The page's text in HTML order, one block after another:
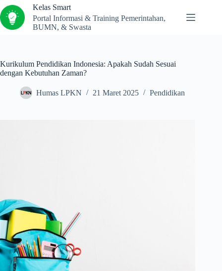
Kelas Smart
Portal Informasi & Training Pemerintahan,
BUMN, & Swasta
Kurikulum Pendidikan Indonesia: Apakah Sudah Sesuai
dengan Kebutuhan Zaman?
Humas LPKN 21 Maret 2025 Pendidikan